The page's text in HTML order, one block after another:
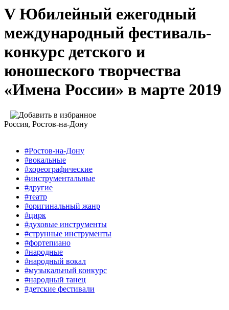
V Юбилейный ежегодный
международный фестиваль-
конкурс детского и
юношеского творчества
«Имена России» в марте 2019
Россия, Ростов-на-Дону
#Ростов-на-Дону
#вокальные
#хореографические
#инструментальные
#другие
#театр
#оригинальный жанр
#цирк
#духовые инструменты
#струнные инструменты
#фортепиано
#народные
#народный вокал
#музыкальный конкурс
#народный танец
#детские фестивали